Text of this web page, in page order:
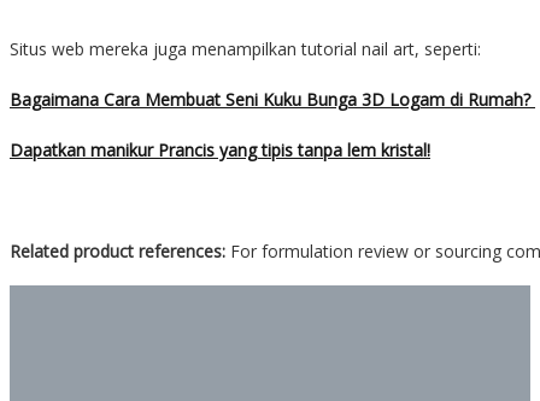
Situs web mereka juga menampilkan tutorial nail art, seperti:
Bagaimana Cara Membuat Seni Kuku Bunga 3D Logam di Rumah?
Dapatkan manikur Prancis yang tipis tanpa lem kristal!
Related product references: For formulation review or sourcing